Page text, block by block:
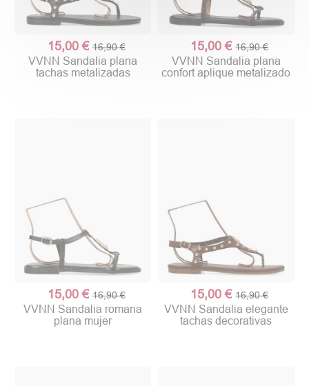
15,00 € 16,90 €
VVNN Sandalia plana
tachas metalizadas
15,00 € 16,90 €
VVNN Sandalia plana
confort aplique metalizado
15,00 € 16,90 €
VVNN Sandalia romana
plana mujer
15,00 € 16,90 €
VVNN Sandalia elegante
tachas decorativas